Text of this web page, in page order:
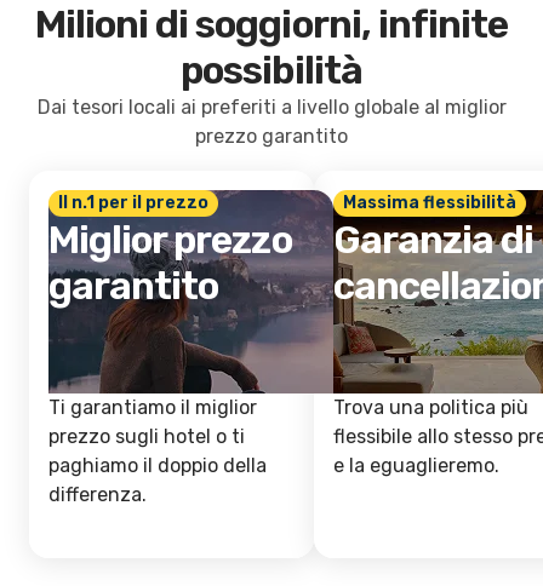
Milioni di soggiorni, infinite
possibilità
Dai tesori locali ai preferiti a livello globale al miglior
prezzo garantito
Il n.1 per il prezzo
Miglior prezzo
garantito
Ti garantiamo il miglior
prezzo sugli hotel o ti
paghiamo il doppio della
differenza.
Massima flessibilità
Garanzia di
Trova una politica più
flessibile allo stesso
e la eguaglieremo.